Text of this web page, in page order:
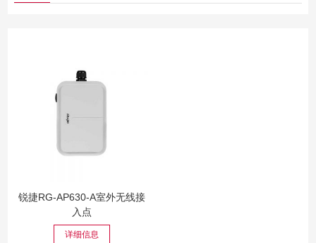
锐捷RG-AP630-A室外无线接
入点
详细信息